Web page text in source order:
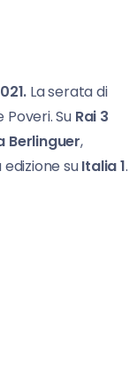
La serata di
Poveri. Su Rai 3
Berlinguer,
suItalia 1.